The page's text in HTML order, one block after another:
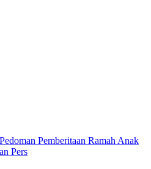
Pemberitaan Ramah Anak
Pers